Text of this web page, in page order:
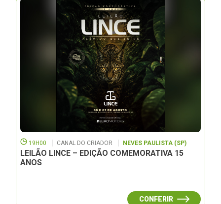
19H00 CANAL DO CRIADOR NEVES PAULISTA (SP)
LEILÃO LINCE – EDIÇÃO COMEMORATIVA 15
ANOS
CONFERIR